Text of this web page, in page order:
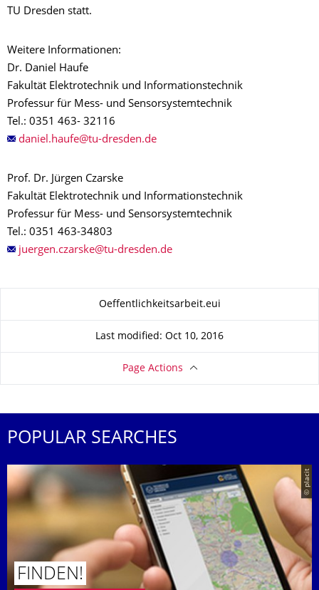
TU Dresden statt.
Weitere Informationen:
Dr. Daniel Haufe
Fakultät Elektrotechnik und Informationstechnik
Professur für Mess- und Sensorsystemtechnik
Tel.: 0351 463- 32116
Prof. Dr. Jürgen Czarske
Fakultät Elektrotechnik und Informationstechnik
Professur für Mess- und Sensorsystemtechnik
Tel.: 0351 463-34803
About this pageOeffentlichkeitsarbeit.eui
Last modified: Oct 10, 2016
Page Actions
POPULAR SEARCHES
© placit
FINDEN!